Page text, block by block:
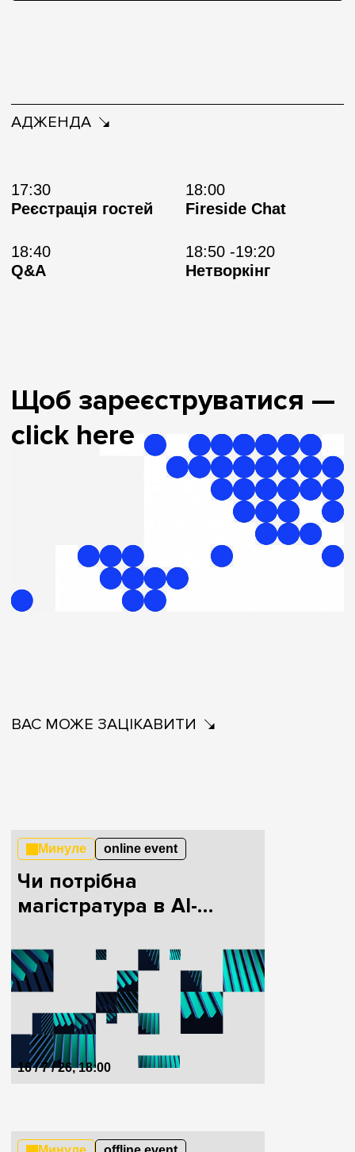
АДЖЕНДА
17:30
Реєстрація гостей
18:00
Fireside Chat
18:40
Q&A
18:50 -19:20
Нетворкінг
Щоб зареєструватися —
click here
ВАС МОЖЕ ЗАЦІКАВИТИ
Минуле online event
Чи потрібна
магістратура в AI-
16 / 7 / 26, 18:00